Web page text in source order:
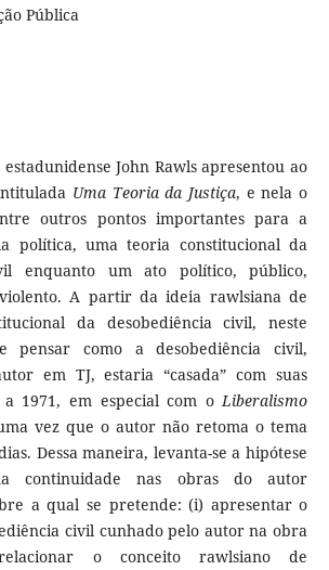
Pública
John Rawls apresentou ao
Uma Teoria da Justiça, e nela o
outros pontos importantes para a
política, uma teoria constitucional da
enquanto um ato político, público,
A partir da ideia rawlsiana de
da desobediência civil, neste
pensar como a desobediência civil,
em TJ, estaria “casada” com suas
a 1971, em especial com oLiberalismo
vez que o autor não retoma o tema
Dessa maneira, levanta-se a hipótese
continuidade nas obras do autor
a qual se pretende: (i) apresentar o
civil cunhado pelo autor na obra
o conceito rawlsiano de